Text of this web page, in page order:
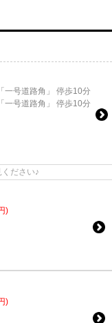
一号道路角」 停歩10分
一号道路角」 停歩10分
ださい♪
)
)